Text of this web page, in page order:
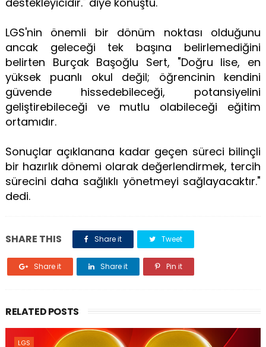
LGS'nin önemli bir dönüm noktası olduğunu
ancak geleceği tek başına belirlemediğini
belirten Burçak Başoğlu Sert, "Doğru lise, en
yüksek puanlı okul değil; öğrencinin kendini
güvende hissedebileceği, potansiyelini
geliştirebileceği ve mutlu olabileceği eğitim
ortamıdır.
Sonuçlar açıklanana kadar geçen süreci bilinçli
bir hazırlık dönemi olarak değerlendirmek, tercih
sürecini daha sağlıklı yönetmeyi sağlayacaktır."
dedi.
SHARE THIS Share it Tweet
Share it Share it Pin it
RELATED POSTS
LGS